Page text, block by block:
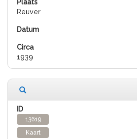
Reuver
1939
13619
Kaart